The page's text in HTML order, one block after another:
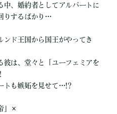
中、婚約者としてアルバートに
りするばかり…
ンド王国から国王がやってき
彼は、堂々と「ユーフェミアを
トも嫉妬を見せて…!?
」×